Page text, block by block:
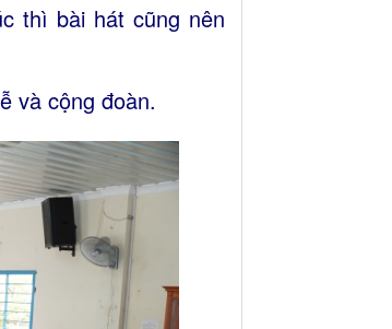
thì bài hát cũng nên
và cộng đoàn.